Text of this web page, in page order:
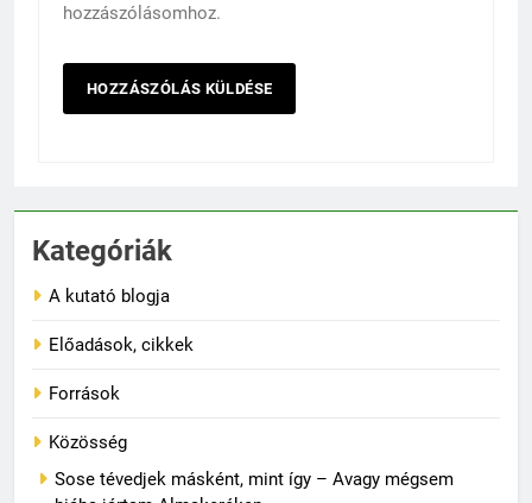
hozzászólásomhoz.
Kategóriák
A kutató blogja
Előadások, cikkek
Források
Közösség
Sose tévedjek másként, mint így – Avagy mégsem